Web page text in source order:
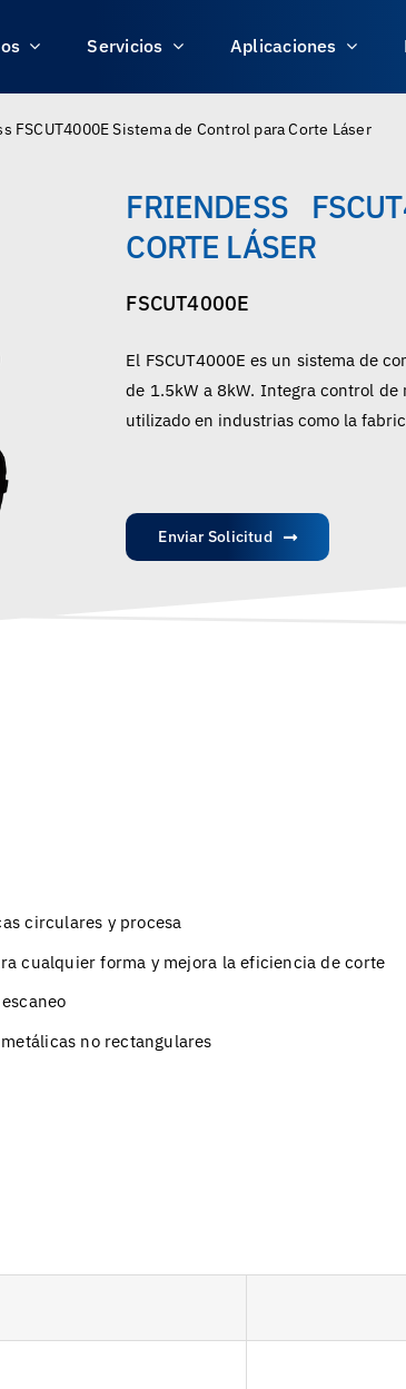
Servicios Aplicaciones
FSCUT4000E Sistema de Control para Corte Láser
FRIENDESS
CORTE LÁSER
FSCUT4000E
El FSCUT4000E es un sistema de
de 1.5kW a 8kW. Integra control
utilizado en industrias como la
Enviar Solicitud
circulares y procesa
cualquier forma y mejora la eficiencia de corte
no rectangulares